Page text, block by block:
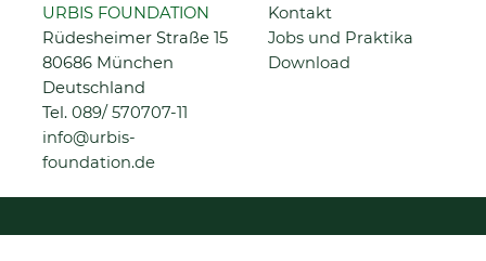
URBIS FOUNDATION
Rüdesheimer Straße 15
80686 München
Deutschland
Tel.089/ 570707-11
info@urbis-
foundation.de
Navigation
überspringen
Kontakt
Jobs und Praktika
Download